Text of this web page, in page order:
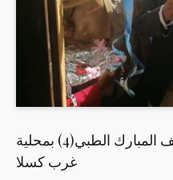
والي كسلا يفتتح مستوصف المبارك الطبي(4) بمحلية
غرب كسلا